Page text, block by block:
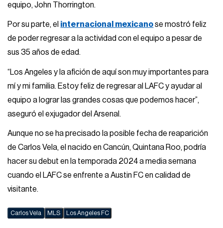
equipo, John Thorrington.
Por su parte, el internacional mexicanose mostró feliz
de poder regresar a la actividad con el equipo a pesar de
sus 35 años de edad.
“Los Angeles y la afición de aquí son muy importantes para
mí y mi familia. Estoy feliz de regresar al LAFC y ayudar al
equipo a lograr las grandes cosas que podemos hacer”,
aseguró el exjugador del Arsenal.
Aunque no se ha precisado la posible fecha de reaparición
de Carlos Vela, el nacido en Cancún, Quintana Roo, podría
hacer su debut en la temporada 2024 a media semana
cuando el LAFC se enfrente a Austin FC en calidad de
visitante.
Carlos Vela MLS Los Angeles FC